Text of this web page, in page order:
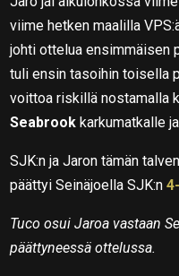
viime hetken maalilla
johti ottelua ensimmäisen
tuli ensin tasoihin toisella
voittoa riskillä nostamalla
Seabrook karkumatkalle
SJK:n ja Jaron tämän
päättyi Seinäjoella SJK:n
Tuco osui Jaroa vastaan
päättyneessä ottelussa.